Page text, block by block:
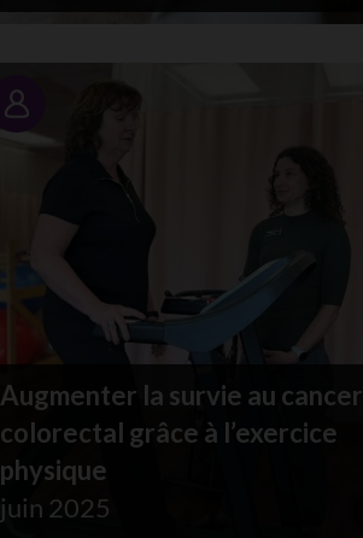
Portrait
Augmenter la survie au cancer
colorectal grâce à l’exercice
physique
juin 2025